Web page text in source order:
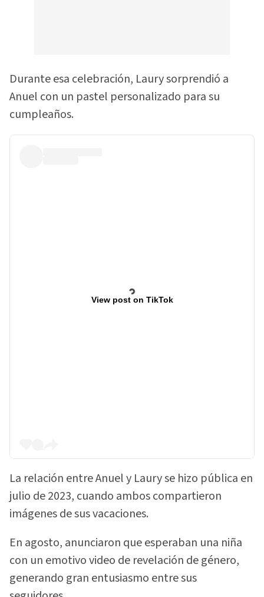
Durante esa celebración, Laury sorprendió a
Anuel con un pastel personalizado para su
cumpleaños.
View post on TikTok
La relación entre Anuel y Laury se hizo pública en
julio de 2023, cuando ambos compartieron
imágenes de sus vacaciones.
En agosto, anunciaron que esperaban una niña
con un emotivo video de revelación de género,
generando gran entusiasmo entre sus